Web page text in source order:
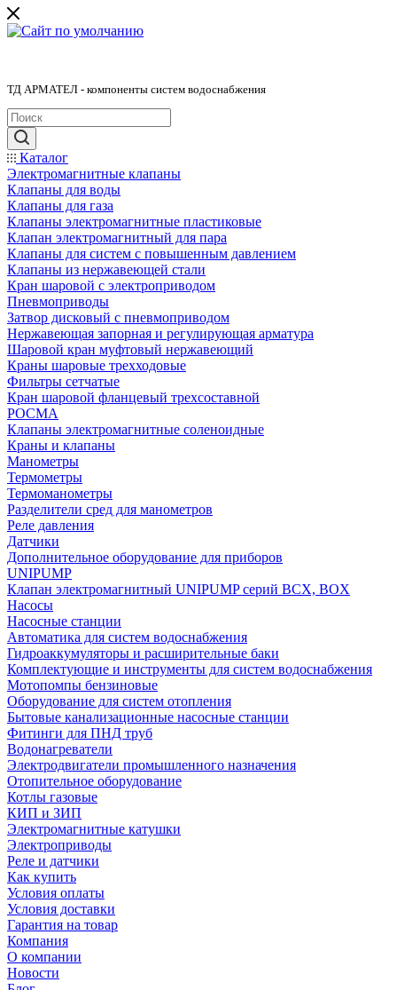
ТД АРМАТЕЛ - компоненты систем водоснабжения
Каталог
Электромагнитные клапаны
Клапаны для воды
Клапаны для газа
Клапаны электромагнитные пластиковые
Клапан электромагнитный для пара
Клапаны для систем с повышенным давлением
Клапаны из нержавеющей стали
Кран шаровой с электроприводом
Пневмоприводы
Затвор дисковый с пневмоприводом
Нержавеющая запорная и регулирующая арматура
Шаровой кран муфтовый нержавеющий
Краны шаровые трехходовые
Фильтры сетчатые
Кран шаровой фланцевый трехсоставной
РОСМА
Клапаны электромагнитные соленоидные
Краны и клапаны
Манометры
Термометры
Термоманометры
Разделители сред для манометров
Реле давления
Датчики
Дополнительное оборудование для приборов
UNIPUMP
Клапан электромагнитный UNIPUMP серий BCX, BOX
Насосы
Насосные станции
Автоматика для систем водоснабжения
Гидроаккумуляторы и расширительные баки
Комплектующие и инструменты для систем водоснабжения
Мотопомпы бензиновые
Оборудование для систем отопления
Бытовые канализационные насосные станции
Фитинги для ПНД труб
Водонагреватели
Электродвигатели промышленного назначения
Отопительное оборудование
Котлы газовые
КИП и ЗИП
Электромагнитные катушки
Электроприводы
Реле и датчики
Как купить
Условия оплаты
Условия доставки
Гарантия на товар
Компания
О компании
Новости